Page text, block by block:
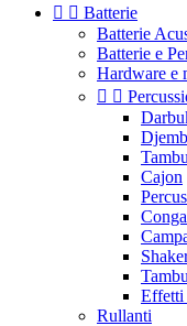
  Batterie
Batterie
Batterie e
Hardware e
 
Cajon
Effetti
Rullanti